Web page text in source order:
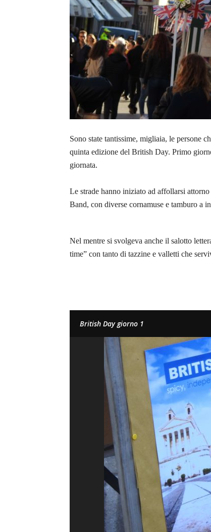
Sono state tantissime, migliaia, le persone
quinta edizione del British Day. Primo
giornata.
Le strade hanno iniziato ad affollarsi
Band, con diverse cornamuse e tamburo a
Nel mentre si svolgeva anche il salotto
time” con tanto di tazzine e valletti che
British Day giorno 1